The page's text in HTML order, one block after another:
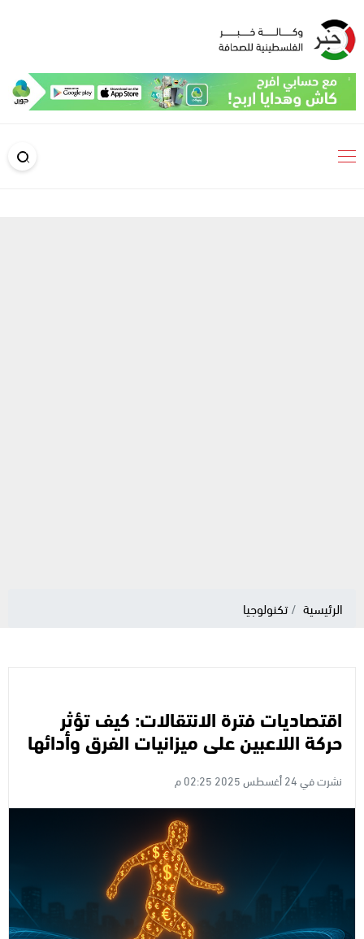
الرئيسية تكنولوجيا
اقتصاديات فترة الانتقالات: كيف تؤثر
حركة اللاعبين على ميزانيات الفرق وأدائها
نشرت في 24 أغسطس 2025 02:25 م